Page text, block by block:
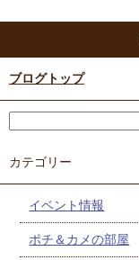
ブログトップ
カテゴリー
イベント情報
ポチ＆カメの部屋